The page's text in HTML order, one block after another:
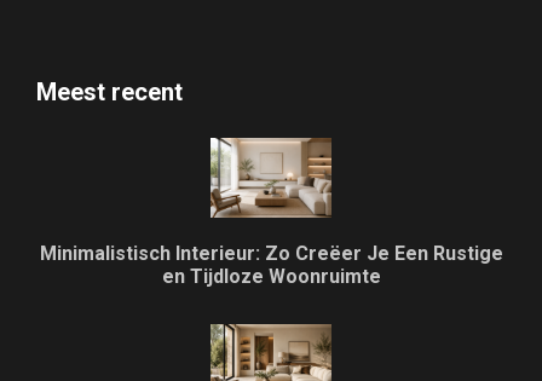
Meest recent
Minimalistisch Interieur: Zo Creëer Je Een Rustige
en Tijdloze Woonruimte